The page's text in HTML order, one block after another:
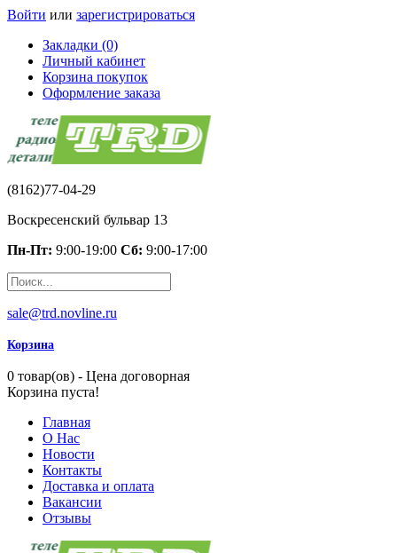
Войти или зарегистрироваться
Закладки (0)
Личный кабинет
Корзина покупок
Оформление заказа
(8162)77-04-29
Воскресенский бульвар 13
Пн-Пт: 9:00-19:00 Сб: 9:00-17:00
sale@trd.novline.ru
Корзина
0 товар(ов) - Цена договорная
Корзина пуста!
Главная
О Нас
Новости
Контакты
Доставка и оплата
Вакансии
Отзывы